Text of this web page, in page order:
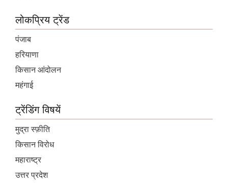
लोकप्रिय ट्रेंड
पंजाब
हरियाणा
किसान आंदोलन
महंगाई
ट्रेंडिंग विषयें
मुद्रा स्फ़ीति
किसान विरोध
महाराष्ट्र
उत्तर प्रदेश